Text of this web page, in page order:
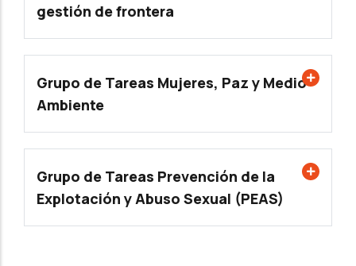
gestión de frontera
Grupo de Tareas Mujeres, Paz y Medio
Ambiente
Grupo de Tareas Prevención de la
Explotación y Abuso Sexual (PEAS)